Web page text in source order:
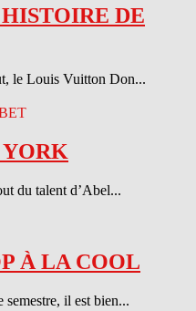
DE
le Louis Vuitton Don...
du talent d’Abel...
À LA COOL
semestre, il est bien...